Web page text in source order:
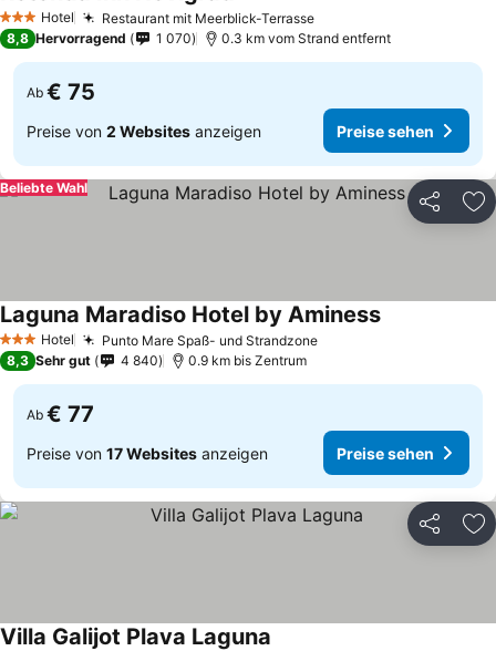
3 SterneHotel Restaurant mit Meerblick-Terrasse
8,8 Hervorragend 1 070 0.3 km vom Strand entfernt
Ab € 75
Preise von 2 Websites anzeigen Preise sehen
Teilen
Beliebte Wahl
3 SterneHotel Punto Mare Spaß- und Strandzone
Laguna Maradiso Hotel by Aminess
8,3 Sehr gut 4 840 0.9 km bis Zentrum
Ab € 77
Preise von 17 Websites anzeigen Preise sehen
Teilen
Villa Galijot Plava Laguna